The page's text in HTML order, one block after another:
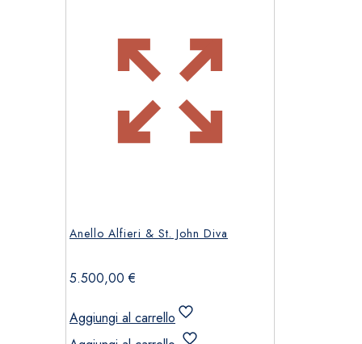
Anello Alfieri & St. John Diva
5.500,00€
Aggiungi al carrello